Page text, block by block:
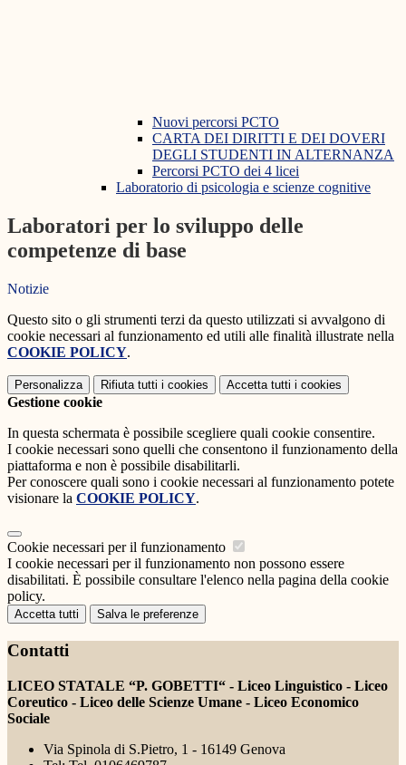
Nuovi percorsi PCTO
CARTA DEI DIRITTI E DEI DOVERI
DEGLI STUDENTI IN ALTERNANZA
Percorsi PCTO dei 4 licei
Laboratorio di psicologia e scienze cognitive
Laboratori per lo sviluppo delle
competenze di base
Notizie
Questo sito o gli strumenti terzi da questo utilizzati si avvalgono di
cookie necessari al funzionamento ed utili alle finalità illustrate nella
COOKIE POLICY.
Personalizza Rifiuta tutti i cookies Accetta tutti i cookies
Gestione cookie
In questa schermata è possibile scegliere quali cookie consentire.
I cookie necessari sono quelli che consentono il funzionamento della
piattaforma e non è possibile disabilitarli.
Per conoscere quali sono i cookie necessari al funzionamento potete
visionare la COOKIE POLICY.
Cookie necessari per il funzionamento
I cookie necessari per il funzionamento non possono essere
disabilitati. È possibile consultare l'elenco nella pagina della cookie
policy.
Accetta tutti Salva le preferenze
Contatti
LICEO STATALE “P. GOBETTI“ - Liceo Linguistico - Liceo
Coreutico - Liceo delle Scienze Umane - Liceo Economico
Sociale
Via Spinola di S.Pietro, 1 - 16149 Genova